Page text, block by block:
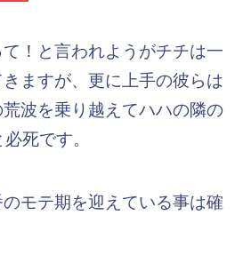
！と言われようがチチは一
ますが、更に上手の彼らは
波を乗り越えてハハの隣の
死です。
モテ期を迎えている事は確